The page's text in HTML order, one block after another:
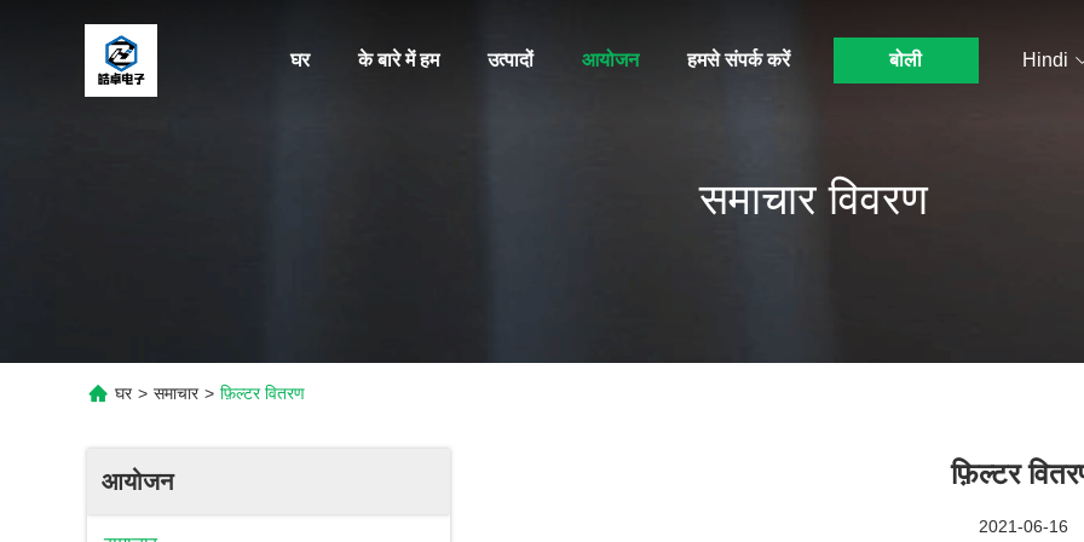
घर के बारे में हम उत्पादों आयोजन हमसे संपर्क करें बोली Hindi
समाचार विवरण
घर > समाचार > फ़िल्टर वितरण
आयोजन फ़िल्टर
2021-06-16